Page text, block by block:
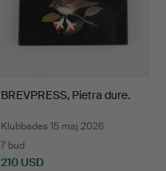
BREVPRESS, Pietra dure.
Klubbades 15 maj 2026
7 bud
210 USD